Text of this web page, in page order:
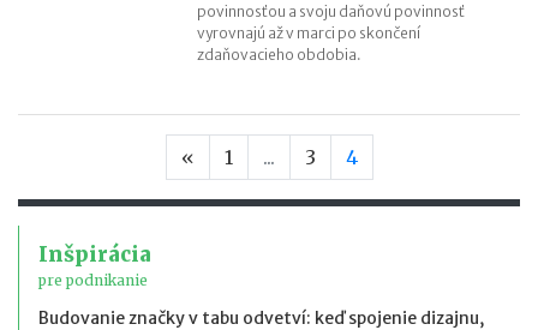
povinnosťou a svoju daňovú povinnosť
vyrovnajú až v marci po skončení
zdaňovacieho obdobia.
«Predchádzajúca strana
1 ... 3 4
Inšpirácia
pre podnikanie
Budovanie značky v tabu odvetví: keď spojenie dizajnu,